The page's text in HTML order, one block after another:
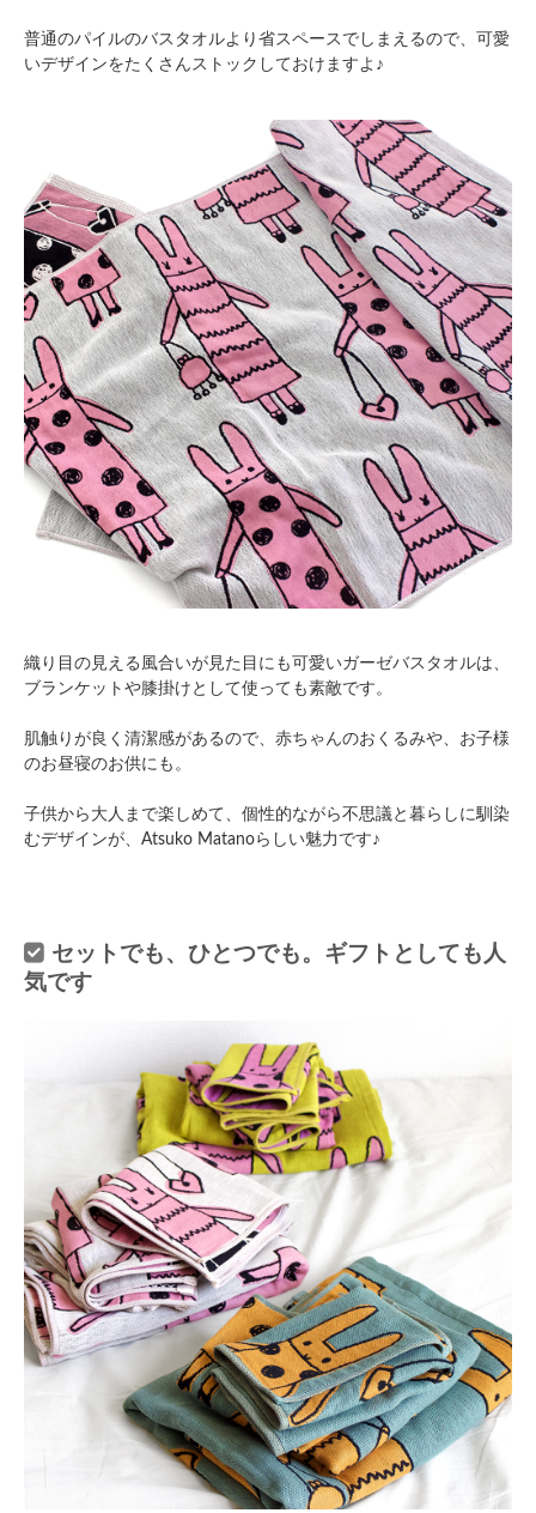
普通のパイルのバスタオルより省スペースでしまえるので、可愛
いデザインをたくさんストックしておけますよ♪
織り目の見える風合いが見た目にも可愛いガーゼバスタオルは、
ブランケットや膝掛けとして使っても素敵です。
肌触りが良く清潔感があるので、赤ちゃんのおくるみや、お子様
のお昼寝のお供にも。
子供から大人まで楽しめて、個性的ながら不思議と暮らしに馴染
むデザインが、Atsuko Matanoらしい魅力です♪
セットでも、ひとつでも。ギフトとしても人
気です